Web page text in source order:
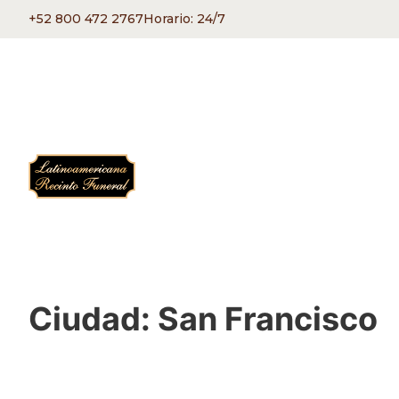
+52 800 472 2767Horario: 24/7
Ciudad: San Francisco